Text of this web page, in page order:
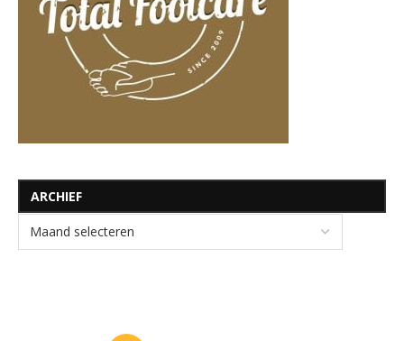
ARCHIEF